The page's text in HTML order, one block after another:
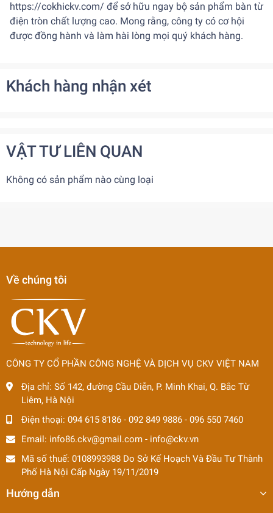
https://cokhickv.com/ để sở hữu ngay bộ sản phẩm bàn từ
điện tròn chất lượng cao. Mong rằng, công ty có cơ hội
được đồng hành và làm hài lòng mọi quý khách hàng.
Khách hàng nhận xét
VẬT TƯ LIÊN QUAN
Không có sản phẩm nào cùng loại
Về chúng tôi
CÔNG TY CỔ PHẦN CÔNG NGHỆ VÀ DỊCH VỤ CKV VIỆT NAM
Địa chỉ: Số 142, đường Cầu Diễn, P. Minh Khai, Q. Bắc Từ
Liêm, Hà Nội
Điện thoại: 094 615 8186 - 092 849 9886 - 096 550 7460
Email: info86.ckv@gmail.com - info@ckv.vn
Mã số thuế: 0108993988 Do Sở Kế Hoạch Và Đầu Tư Thành
Phố Hà Nội Cấp Ngày 19/11/2019
Hướng dẫn